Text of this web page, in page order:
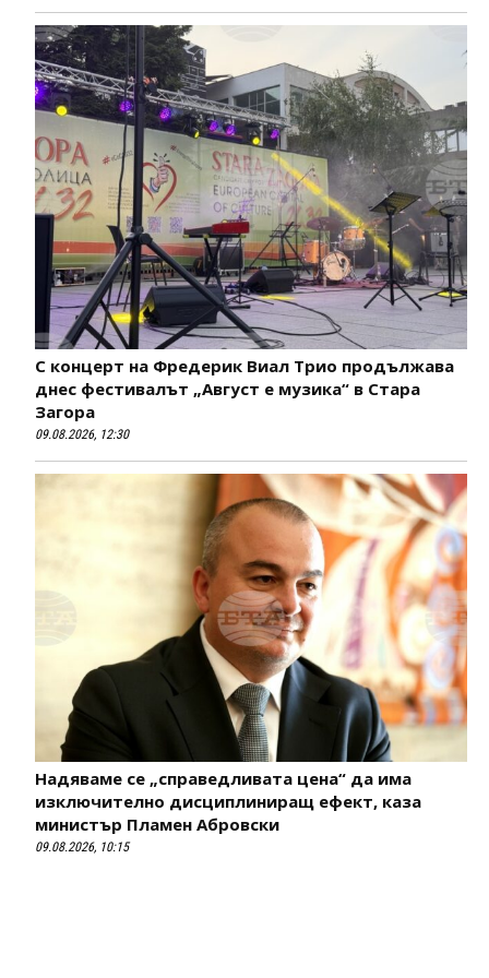
С концерт на Фредерик Виал Трио продължава
днес фестивалът „Август е музика“ в Стара
Загора
09.08.2026, 12:30
Надяваме се „справедливата цена“ да има
изключително дисциплиниращ ефект, каза
министър Пламен Абровски
09.08.2026, 10:15